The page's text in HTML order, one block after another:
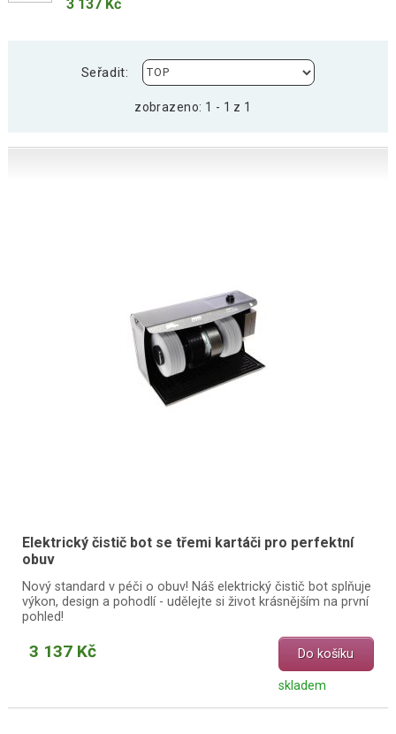
3 137 Kč
Seřadit:
zobrazeno: 1 - 1 z 1
Elektrický čistič bot se třemi kartáči pro perfektní
obuv
Nový standard v péči o obuv! Náš elektrický čistič bot splňuje
výkon, design a pohodlí - udělejte si život krásnějším na první
pohled!
3 137 Kč Do košíku
skladem